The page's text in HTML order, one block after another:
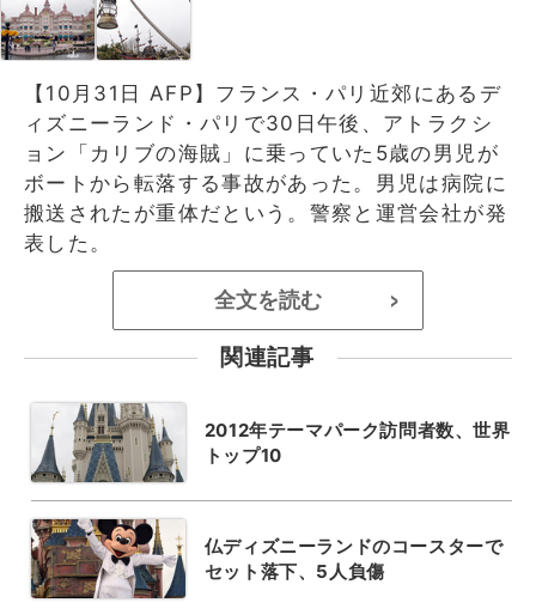
【10月31日 AFP】フランス・パリ近郊にあるデ
ィズニーランド・パリで30日午後、アトラクシ
ョン「カリブの海賊」に乗っていた5歳の男児が
ボートから転落する事故があった。男児は病院に
搬送されたが重体だという。警察と運営会社が発
表した。
全文を読む >
関連記事
2012年テーマパーク訪問者数、世界
トップ10
仏ディズニーランドのコースターで
セット落下、5人負傷